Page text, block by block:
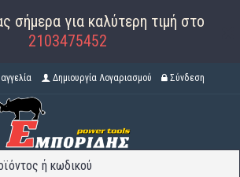
σήμερα για καλύτερη τιμή στο
2103475452
Δημιουργία Λογαριασμού Σύνδεση